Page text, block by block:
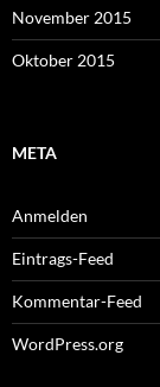
November 2015
Oktober 2015
META
Anmelden
Eintrags-Feed
Kommentar-Feed
WordPress.org